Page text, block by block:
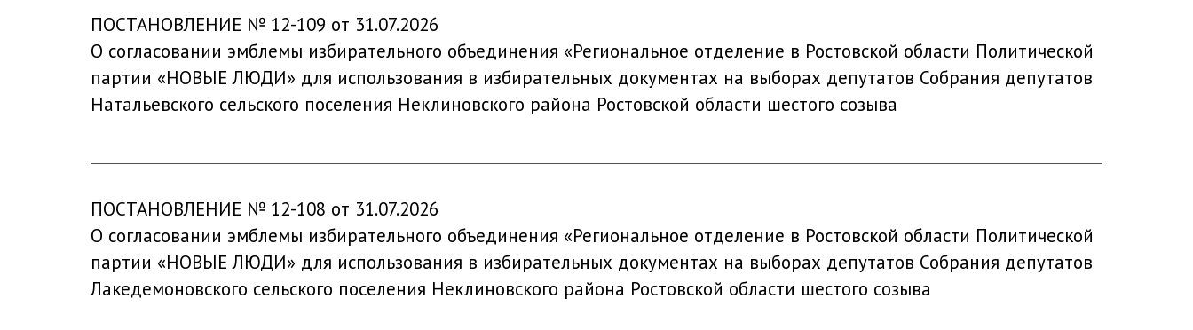
ПОСТАНОВЛЕНИЕ № 12-109 от 31.07.2026
О согласовании эмблемы избирательного объединения «Региональное отделение в Ростовской области Политической
партии «НОВЫЕ ЛЮДИ» для использования в избирательных документах на выборах депутатов Собрания депутатов
Натальевского сельского поселения Неклиновского района Ростовской области шестого созыва
ПОСТАНОВЛЕНИЕ № 12-108 от 31.07.2026
О согласовании эмблемы избирательного объединения «Региональное отделение в Ростовской области Политической
партии «НОВЫЕ ЛЮДИ» для использования в избирательных документах на выборах депутатов Собрания депутатов
Лакедемоновского сельского поселения Неклиновского района Ростовской области шестого созыва